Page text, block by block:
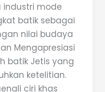
industri mode
batik sebagai
nilai budaya
Mengapresiasi
batik Jetis yang
ketelitian.
ciri khas